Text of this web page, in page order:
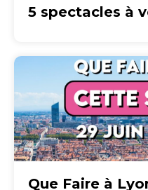
5 spectacles à
Que Faire à